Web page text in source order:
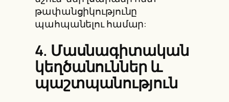
թափանցիկությունը
պահպանելու համար:
4. Մասնագիտական
կեղծանուններ և
պաշտպանություն